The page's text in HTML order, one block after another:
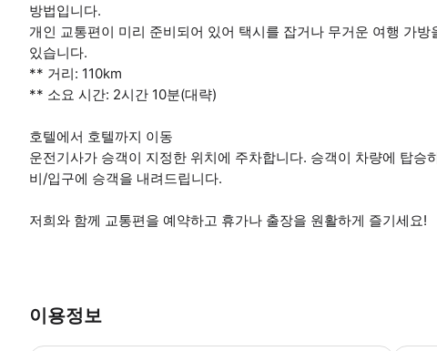
방법입니다.
개인 교통편이 미리 준비되어 있어 택시를 잡거나 무거운 여행 가
있습니다.
** 거리: 110km
** 소요 시간: 2시간 10분(대략)
호텔에서 호텔까지 이동
운전기사가 승객이 지정한 위치에 주차합니다. 승객이 차량에 탑
비/입구에 승객을 내려드립니다.
저희와 함께 교통편을 예약하고 휴가나 출장을 원활하게 즐기세요!
이용정보